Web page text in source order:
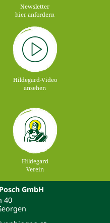
Newsletter
hier anfordern
Hildegard-Video
ansehen
Hildegard
Verein
GmbH
40